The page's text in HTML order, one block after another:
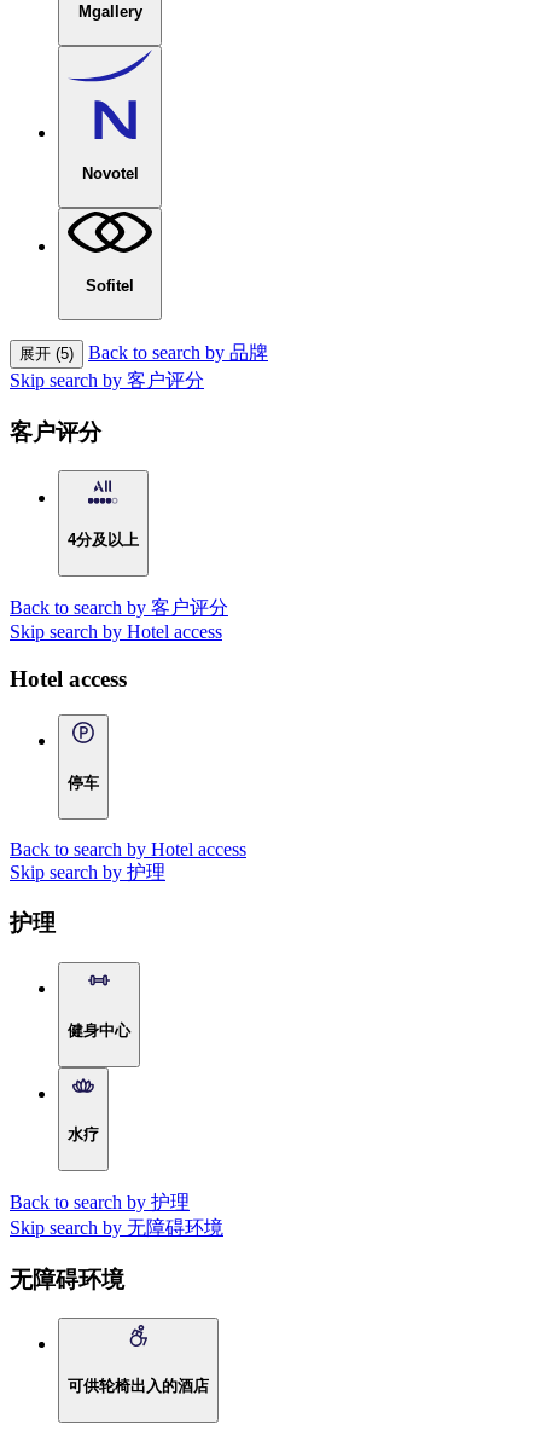
Mgallery
Novotel
Sofitel
展开 (5)
Back to search by 品牌
Skip search by 客户评分
客户评分
4分及以上
Back to search by 客户评分
Skip search by Hotel access
Hotel access
停车
Back to search by Hotel access
Skip search by 护理
护理
健身中心
水疗
Back to search by 护理
Skip search by 无障碍环境
无障碍环境
可供轮椅出入的酒店